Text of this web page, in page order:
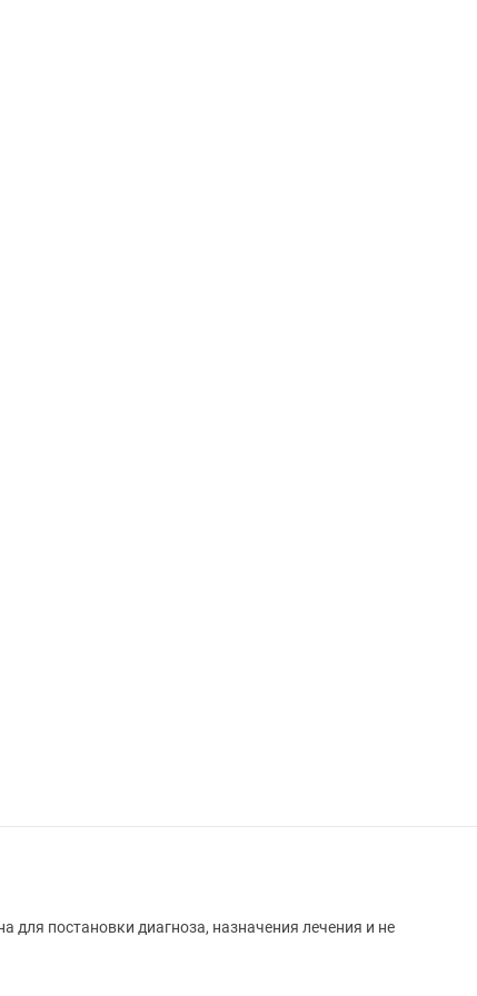
для постановки диагноза, назначения лечения и не